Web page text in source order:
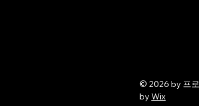
© 2026 by 프
by Wix